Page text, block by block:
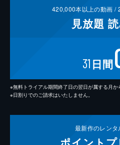
420,000本以上の動画 /
見放題
31 日間
※無料トライアル期間終了日の翌日が属する月か
※日割りでのご請求はいたしません。
最新作のレンタ
ポイント